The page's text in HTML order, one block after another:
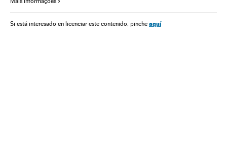
América do Norte
Relações exteriores Política
Si está interesado en licenciar este contenido, pinche aquí